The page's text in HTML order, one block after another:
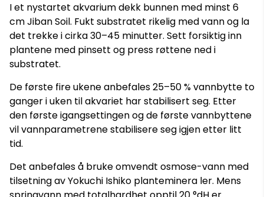
I et nystartet akvarium dekk bunnen med minst 6
cm Jiban Soil. Fukt substratet rikelig med vann og la
det trekke i cirka 30–45 minutter. Sett forsiktig inn
plantene med pinsett og press røttene ned i
substratet.
De første fire ukene anbefales 25–50 % vannbytte to
ganger i uken til akvariet har stabilisert seg. Etter
den første igangsettingen og de første vannbyttene
vil vannparametrene stabilisere seg igjen etter litt
tid.
Det anbefales å bruke omvendt osmose-vann med
tilsetning av Yokuchi Ishiko planteminera ler. Mens